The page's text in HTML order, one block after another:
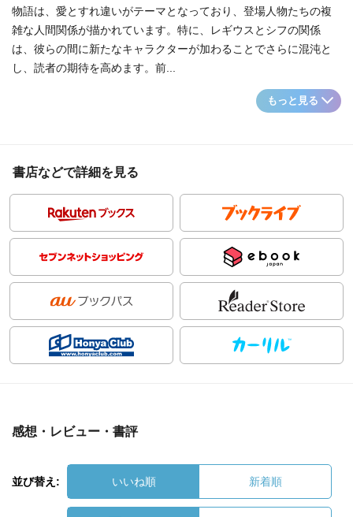
物語は、愛とすれ違いがテーマとなっており、登場人物たちの複
雑な人間関係が描かれています。特に、レギウスとシフの関係
は、彼らの間に新たなキャラクターが加わることでさらに混沌と
し、読者の期待を高めます。前...
もっと見る
書店などで詳細を見る
感想・レビュー・書評
並び替え: いいね順 新着順